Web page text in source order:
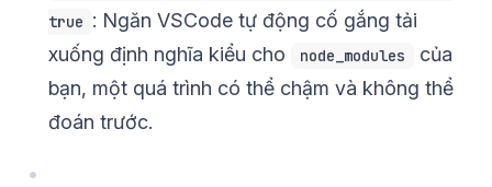
true : Ngăn VSCode tự động cố gắng tải
xuống định nghĩa kiểu cho
node_modules
của
bạn, một quá trình có thể chậm và không thể
đoán trước.